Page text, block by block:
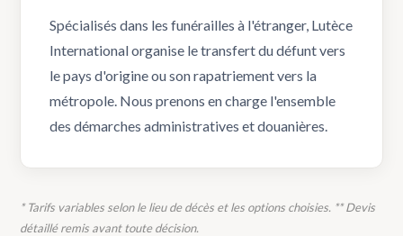
Spécialisés dans les funérailles à l'étranger, Lutèce
International organise le transfert du défunt vers
le pays d'origine ou son rapatriement vers la
métropole. Nous prenons en charge l'ensemble
des démarches administratives et douanières.
* Tarifs variables selon le lieu de décès et les options choisies. ** Devis
détaillé remis avant toute décision.